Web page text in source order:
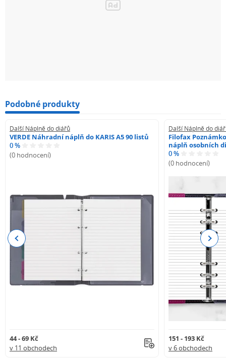
Podobné produkty
Další Náplně do diářů
VERDE Náhradní náplň do KARIS A5 90 listů
0 %
(0 hodnocení)
44 - 69 Kč
v 11 obchodech
Další Náplně do
Filofax
náplň osobních
0 %
(0 hodnocení)
151 - 193 Kč
v 6 obchodech
Previous Next